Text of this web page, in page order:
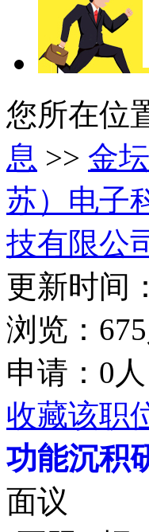
您所在位
息 >> 金
苏）电子
技有限公
更新时间
浏览：
申请：0人
收藏该职
功能沉积
面议